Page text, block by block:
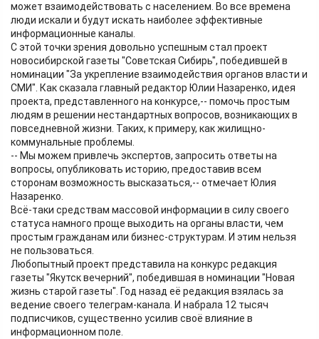
может взаимодействовать с населением. Во все времена
люди искали и будут искать наиболее эффективные
информационные каналы.
С этой точки зрения довольно успешным стал проект
новосибирской газеты "Советская Сибирь", победившей в
номинации "За укрепление взаимодействия органов власти и
СМИ". Как сказала главный редактор Юлии Назаренко, идея
проекта, представленного на конкурсе,-- помочь простым
людям в решении нестандартных вопросов, возникающих в
повседневной жизни. Таких, к примеру, как жилищно-
коммунальные проблемы.
-- Мы можем привлечь экспертов, запросить ответы на
вопросы, опубликовать историю, предоставив всем
сторонам возможность высказаться,-- отмечает Юлия
Назаренко.
Всё-таки средствам массовой информации в силу своего
статуса намного проще выходить на органы власти, чем
простым гражданам или бизнес-структурам. И этим нельзя
не пользоваться.
Любопытный проект представила на конкурс редакция
газеты "Якутск вечерний", победившая в номинации "Новая
жизнь старой газеты". Год назад её редакция взялась за
ведение своего телеграм-канала. И набрала 12 тысяч
подписчиков, существенно усилив своё влияние в
информационном поле.